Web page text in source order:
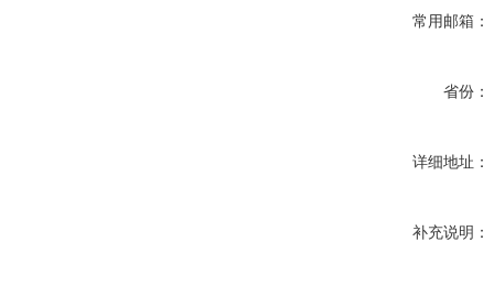
常用邮箱：
省份：
详细地址：
补充说明：